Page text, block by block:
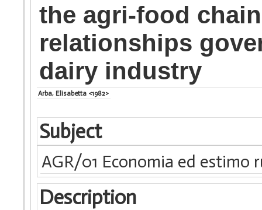
the agri-food
relationships
dairy industry
Arba, Elisabetta <1982>
Subject
AGR/01 Economia ed estimo
Description